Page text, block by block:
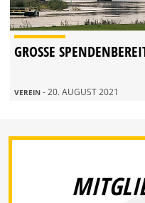
GROSSE
VEREIN - 20. AUGUST 2021